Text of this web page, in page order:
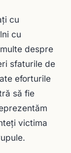
cu
cu
despre
sfaturile de
eforturile
să fie
victima